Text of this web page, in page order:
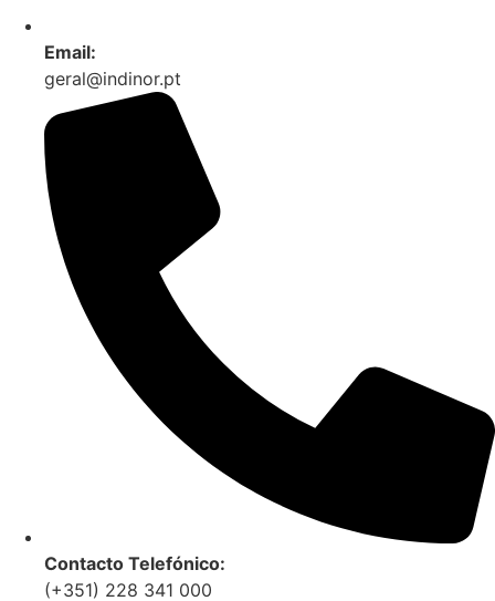
Email:
geral@indinor.pt
Contacto Telefónico:
(+351) 228 341 000